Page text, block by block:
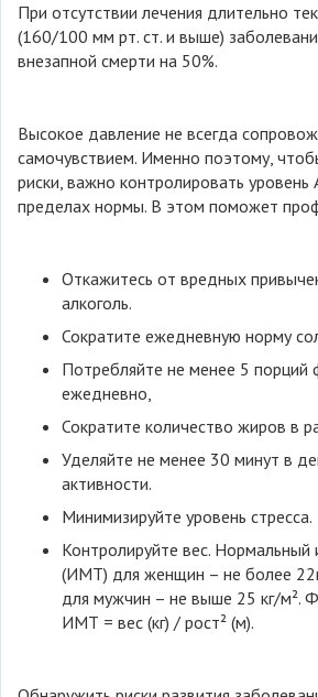
При отсутствии лечения длительно
(160/100 мм рт. ст. и выше)
внезапной смерти на 50%.
Высокое давление не всегда
самочувствием. Именно поэтому,
риски, важно контролировать уровень
пределах нормы. В этом поможет
Откажитесь от вредных
алкоголь.
Сократите ежедневную норму
Потребляйте не менее 5 порций
ежедневно,
Сократите количество жиров в
Уделяйте не менее 30 минут в
активности.
Минимизируйте уровень стресса.
Контролируйте вес. Нормальный
(ИМТ) для женщин – не более
для мужчин – не выше 25 кг/м².
ИМТ = вес (кг) / рост² (м).